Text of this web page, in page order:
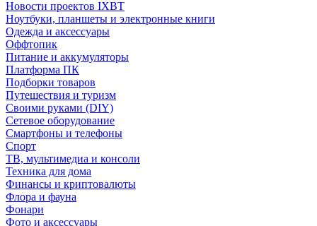
Новости проектов IXBT
Ноутбуки, планшеты и электронные книги
Одежда и аксессуары
Оффтопик
Питание и аккумуляторы
Платформа ПК
Подборки товаров
Путешествия и туризм
Своими руками (DIY)
Сетевое оборудование
Смартфоны и телефоны
Спорт
ТВ, мультимедиа и консоли
Техника для дома
Финансы и криптовалюты
Флора и фауна
Фонари
Фото и аксессуары